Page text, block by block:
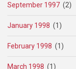
September 1997 (2)
January 1998 (1)
February 1998 (1)
March 1998 (1)